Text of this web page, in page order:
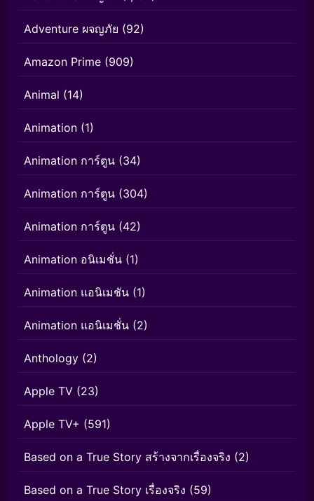
Adventure ผจญภัย (92)
Amazon Prime (909)
Animal (14)
Animation (1)
Animation การ์ตูน (34)
Animation การ์ตูน (304)
Animation การ์ตูน (42)
Animation อนิเมชั่น (1)
Animation แอนิเมชัน (1)
Animation แอนิเมชั่น (2)
Anthology (2)
Apple TV (23)
Apple TV+ (591)
Based on a True Story สร้างจากเรื่องจริง (2)
Based on a True Story เรื่องจริง (59)